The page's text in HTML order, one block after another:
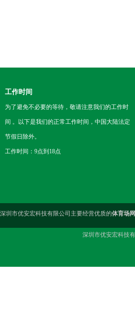
工作时间
为了避免不必要的等待，敬请注意我们的工作时
间 。以下是我们的正常工作时间，中国大陆法定
节假日除外。
工作时间：9点到18点
深圳市优安宏科技有限公司主要经营优质的体育场
深圳市优安宏科技